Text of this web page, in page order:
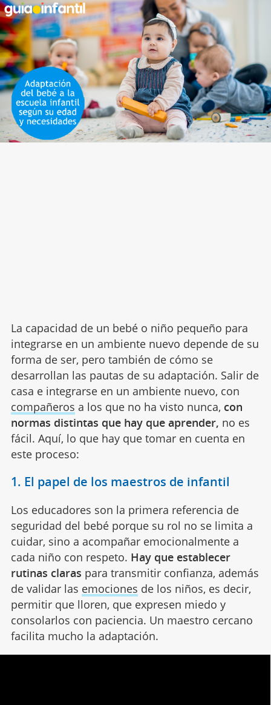
La capacidad de un bebé o niño pequeño para
integrarse en un ambiente nuevo depende de su
forma de ser, pero también de cómo se
desarrollan las pautas de su adaptación. Salir de
casa e integrarse en un ambiente nuevo, con
compañeros a los que no ha visto nunca, con
normas distintas que hay que aprender, no es
fácil. Aquí, lo que hay que tomar en cuenta en
este proceso:
1. El papel de los maestros de infantil
Los educadores son la primera referencia de
seguridad del bebé porque su rol no se limita a
cuidar, sino a acompañar emocionalmente a
cada niño con respeto. Hay que establecer
rutinas claras para transmitir confianza, además
de validar las emociones de los niños, es decir,
permitir que lloren, que expresen miedo y
consolarlos con paciencia. Un maestro cercano
facilita mucho la adaptación.